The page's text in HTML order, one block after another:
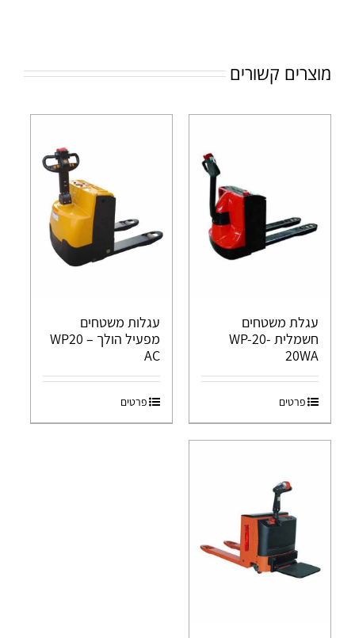
מוצרים קשורים
עגלת משטחים
חשמלית WP-20-
20WA
פרטים
עגלות משטחים
מפעיל הולך WP20 –
AC
פרטים